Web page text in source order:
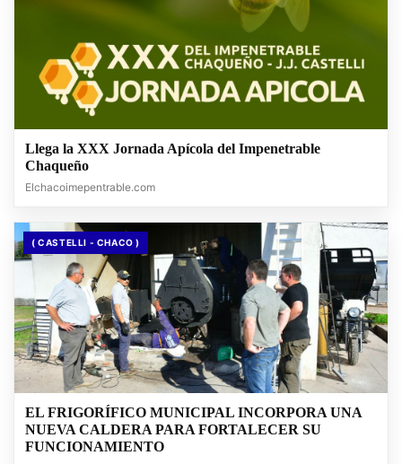
Llega la XXX Jornada Apícola del Impenetrable
Chaqueño
Elchacoimepentrable.com
( CASTELLI - CHACO )
EL FRIGORÍFICO MUNICIPAL INCORPORA UNA
NUEVA CALDERA PARA FORTALECER SU
FUNCIONAMIENTO